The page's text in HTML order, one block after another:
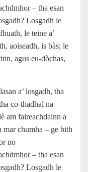
– tha esan
Losgadh le
le teine a’
aoiseadh, is bàs; le
agus eu‑dòchas,
a’ losgadh, tha
co-thadhal na
am faireachdainn a
mar chumha – ge bith
no
– tha esan
Losgadh le